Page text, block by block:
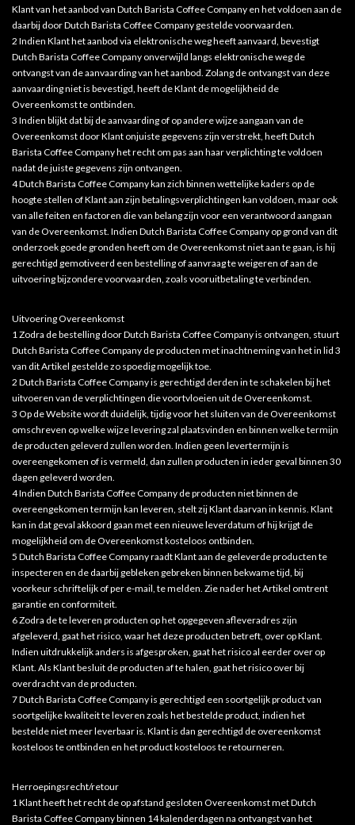
Klant van het aanbod van Dutch Barista Coffee Company en het voldoen aan de
daarbij door Dutch Barista Coffee Company gestelde voorwaarden.
2 Indien Klant het aanbod via elektronische weg heeft aanvaard, bevestigt
Dutch Barista Coffee Company onverwijld langs elektronische weg de
ontvangst van de aanvaarding van het aanbod. Zolang de ontvangst van deze
aanvaarding niet is bevestigd, heeft de Klant de mogelijkheid de
Overeenkomst te ontbinden.
3 Indien blijkt dat bij de aanvaarding of op andere wijze aangaan van de
Overeenkomst door Klant onjuiste gegevens zijn verstrekt, heeft Dutch
Barista Coffee Company het recht om pas aan haar verplichting te voldoen
nadat de juiste gegevens zijn ontvangen.
4 Dutch Barista Coffee Company kan zich binnen wettelijke kaders op de
hoogte stellen of Klant aan zijn betalingsverplichtingen kan voldoen, maar ook
van alle feiten en factoren die van belang zijn voor een verantwoord aangaan
van de Overeenkomst. Indien Dutch Barista Coffee Company op grond van dit
onderzoek goede gronden heeft om de Overeenkomst niet aan te gaan, is hij
gerechtigd gemotiveerd een bestelling of aanvraag te weigeren of aan de
uitvoering bijzondere voorwaarden, zoals vooruitbetaling te verbinden.
Uitvoering Overeenkomst
1 Zodra de bestelling door Dutch Barista Coffee Company is ontvangen, stuurt
Dutch Barista Coffee Company de producten met inachtneming van het in lid 3
van dit Artikel gestelde zo spoedig mogelijk toe.
2 Dutch Barista Coffee Company is gerechtigd derden in te schakelen bij het
uitvoeren van de verplichtingen die voortvloeien uit de Overeenkomst.
3 Op de Website wordt duidelijk, tijdig voor het sluiten van de Overeenkomst
omschreven op welke wijze levering zal plaatsvinden en binnen welke termijn
de producten geleverd zullen worden. Indien geen levertermijn is
overeengekomen of is vermeld, dan zullen producten in ieder geval binnen 30
dagen geleverd worden.
4 Indien Dutch Barista Coffee Company de producten niet binnen de
overeengekomen termijn kan leveren, stelt zij Klant daarvan in kennis. Klant
kan in dat geval akkoord gaan met een nieuwe leverdatum of hij krijgt de
mogelijkheid om de Overeenkomst kosteloos ontbinden.
5 Dutch Barista Coffee Company raadt Klant aan de geleverde producten te
inspecteren en de daarbij gebleken gebreken binnen bekwame tijd, bij
voorkeur schriftelijk of per e-mail, te melden. Zie nader het Artikel omtrent
garantie en conformiteit.
6 Zodra de te leveren producten op het opgegeven afleveradres zijn
afgeleverd, gaat het risico, waar het deze producten betreft, over op Klant.
Indien uitdrukkelijk anders is afgesproken, gaat het risico al eerder over op
Klant. Als Klant besluit de producten af te halen, gaat het risico over bij
overdracht van de producten.
7 Dutch Barista Coffee Company is gerechtigd een soortgelijk product van
soortgelijke kwaliteit te leveren zoals het bestelde product, indien het
bestelde niet meer leverbaar is. Klant is dan gerechtigd de overeenkomst
kosteloos te ontbinden en het product kosteloos te retourneren.
Herroepingsrecht/retour
1 Klant heeft het recht de op afstand gesloten Overeenkomst met Dutch
Barista Coffee Company binnen 14 kalenderdagen na ontvangst van het